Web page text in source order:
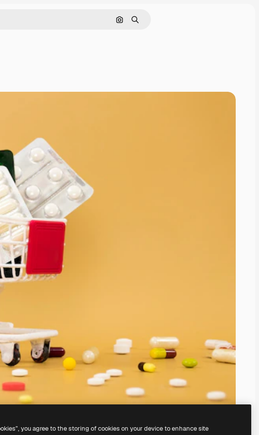
Pesquisar por imagem
Buscar
you agree to the storing of cookies on your device to enhance site